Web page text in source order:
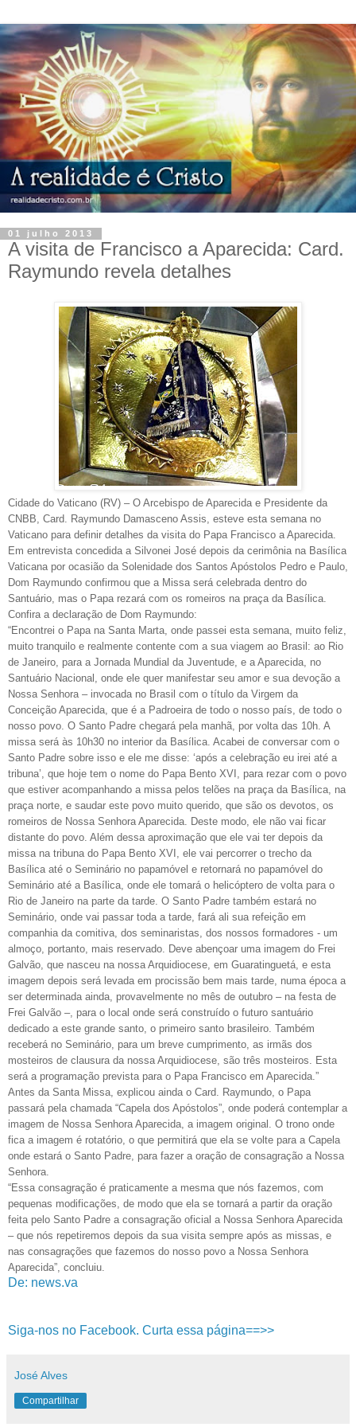
01 julho 2013
A visita de Francisco a Aparecida: Card.
Raymundo revela detalhes
Cidade do Vaticano (RV) – O Arcebispo de Aparecida e Presidente da
CNBB, Card. Raymundo Damasceno Assis, esteve esta semana no
Vaticano para definir detalhes da visita do Papa Francisco a Aparecida.
Em entrevista concedida a Silvonei José depois da cerimônia na Basílica
Vaticana por ocasião da Solenidade dos Santos Apóstolos Pedro e Paulo,
Dom Raymundo confirmou que a Missa será celebrada dentro do
Santuário, mas o Papa rezará com os romeiros na praça da Basílica.
Confira a declaração de Dom Raymundo:
“Encontrei o Papa na Santa Marta, onde passei esta semana, muito feliz,
muito tranquilo e realmente contente com a sua viagem ao Brasil: ao Rio
de Janeiro, para a Jornada Mundial da Juventude, e a Aparecida, no
Santuário Nacional, onde ele quer manifestar seu amor e sua devoção a
Nossa Senhora – invocada no Brasil com o título da Virgem da
Conceição Aparecida, que é a Padroeira de todo o nosso país, de todo o
nosso povo. O Santo Padre chegará pela manhã, por volta das 10h. A
missa será às 10h30 no interior da Basílica. Acabei de conversar com o
Santo Padre sobre isso e ele me disse: ‘após a celebração eu irei até a
tribuna’, que hoje tem o nome do Papa Bento XVI, para rezar com o povo
que estiver acompanhando a missa pelos telões na praça da Basílica, na
praça norte, e saudar este povo muito querido, que são os devotos, os
romeiros de Nossa Senhora Aparecida. Deste modo, ele não vai ficar
distante do povo. Além dessa aproximação que ele vai ter depois da
missa na tribuna do Papa Bento XVI, ele vai percorrer o trecho da
Basílica até o Seminário no papamóvel e retornará no papamóvel do
Seminário até a Basílica, onde ele tomará o helicóptero de volta para o
Rio de Janeiro na parte da tarde. O Santo Padre também estará no
Seminário, onde vai passar toda a tarde, fará ali sua refeição em
companhia da comitiva, dos seminaristas, dos nossos formadores - um
almoço, portanto, mais reservado. Deve abençoar uma imagem do Frei
Galvão, que nasceu na nossa Arquidiocese, em Guaratinguetá, e esta
imagem depois será levada em procissão bem mais tarde, numa época a
ser determinada ainda, provavelmente no mês de outubro – na festa de
Frei Galvão –, para o local onde será construído o futuro santuário
dedicado a este grande santo, o primeiro santo brasileiro. Também
receberá no Seminário, para um breve cumprimento, as irmãs dos
mosteiros de clausura da nossa Arquidiocese, são três mosteiros. Esta
será a programação prevista para o Papa Francisco em Aparecida.”
Antes da Santa Missa, explicou ainda o Card. Raymundo, o Papa
passará pela chamada “Capela dos Apóstolos”, onde poderá contemplar a
imagem de Nossa Senhora Aparecida, a imagem original. O trono onde
fica a imagem é rotatório, o que permitirá que ela se volte para a Capela
onde estará o Santo Padre, para fazer a oração de consagração a Nossa
Senhora.
“Essa consagração é praticamente a mesma que nós fazemos, com
pequenas modificações, de modo que ela se tornará a partir da oração
feita pelo Santo Padre a consagração oficial a Nossa Senhora Aparecida
– que nós repetiremos depois da sua visita sempre após as missas, e
nas consagrações que fazemos do nosso povo a Nossa Senhora
Aparecida”, concluiu.
De: news.va
Siga-nos no Facebook. Curta essa página==>>
José Alves
Compartilhar